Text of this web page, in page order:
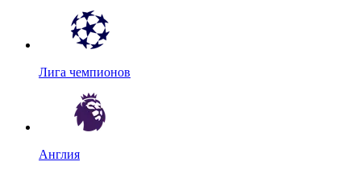
Лига чемпионов
Англия